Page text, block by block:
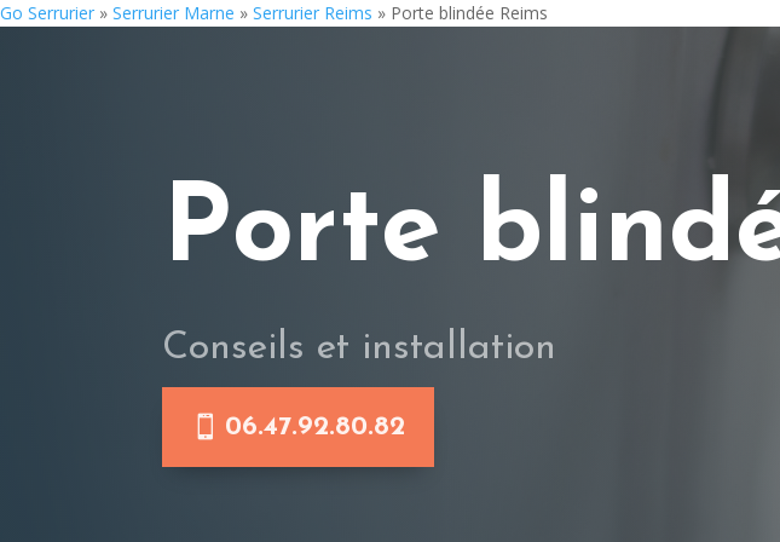
Go Serrurier » Serrurier Marne » Serrurier Reims » Porte blindée Reims
Porte
Conseils et installation
06.47.92.80.82